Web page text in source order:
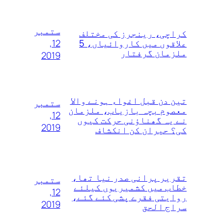
کراچی، رینجرز کی مختلف
علاقوں میں کاروائیاں، 5
ملزمان گرفتار
ستمبر
12,
2019
تین دن قبل اغواء ہونے والا
معصوم بچہ بازیاب، ملزمان
نے یہ گھناؤنی حرکت کیوں
کی؟ حیران کن انکشاف
ستمبر
12,
2019
تقریر پرانی صدر نیا تھا،
خطاب میں کشمیریوں کیلئے
روایتی فقرے پشی کئے گئے،
سراج الحق
ستمبر
12,
2019